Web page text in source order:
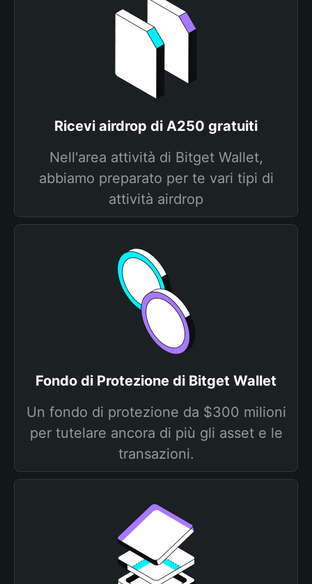
Ricevi airdrop di A250 gratuiti
Nell'area attività di Bitget Wallet,
abbiamo preparato per te vari tipi di
attività airdrop
Fondo di Protezione di Bitget Wallet
Un fondo di protezione da $300 milioni
per tutelare ancora di più gli asset e le
transazioni.